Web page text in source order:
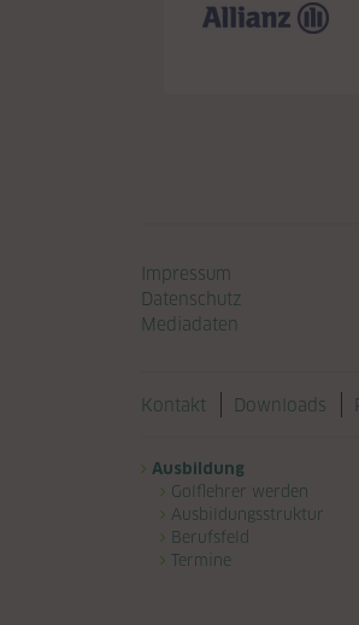
Navigation überspringen
Impressum
Datenschutz
Mediadaten
Navigation überspringen
Kontakt Downloads
Navigation überspringen
Ausbildung
Golflehrer werden
Ausbildungsstruktur
Berufsfeld
Termine